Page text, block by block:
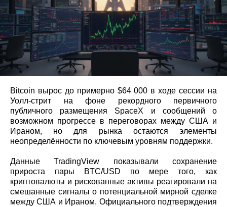
Bitcoin вырос до примерно $64 000 в ходе сессии на
Уолл‑стрит на фоне рекордного первичного
публичного размещения SpaceX и сообщений о
возможном прогрессе в переговорах между США и
Ираном, но для рынка остаются элементы
неопределённости по ключевым уровням поддержки.
Данные TradingView показывали сохранение
прироста пары BTC/USD по мере того, как
криптовалюты и рискованные активы реагировали на
смешанные сигналы о потенциальной мирной сделке
между США и Ираном. Официального подтверждения